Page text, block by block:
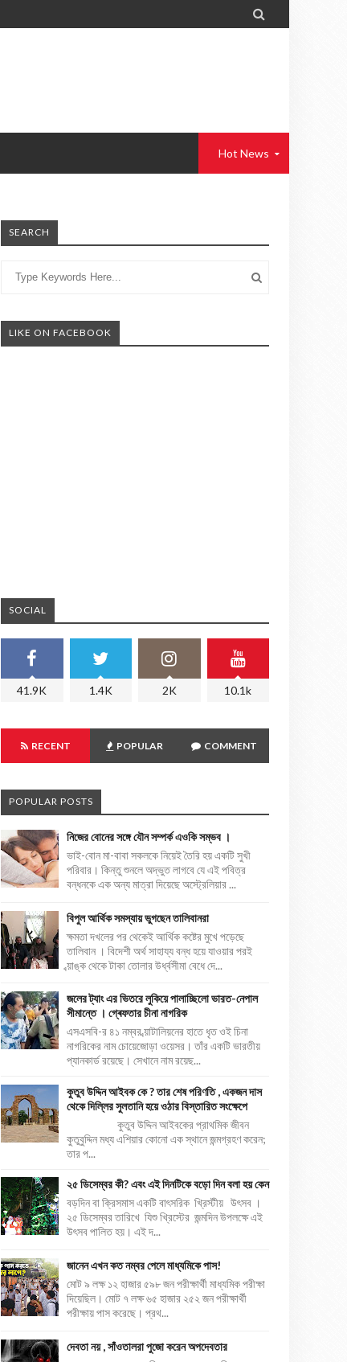

Hot News
SEARCH
LIKE ON FACEBOOK
SOCIAL
41.9K 1.4K 2K 10.1k
RECENT POPULAR COMMENT
POPULAR POSTS
নিজের বোনের সঙ্গে যৌন সম্পর্ক এওকি সম্ভব ।
ভাই-বোন মা-বাবা সকলকে নিয়েই তৈরি হয় একটি সুখী
পরিবার। কিন্তু শুনলে অদ্ভুত লাগবে যে এই পবিত্র
বন্ধনকে এক অন্য মাত্রা দিয়েছে অস্ট্রেলিয়ার ...
বিপুল আর্থিক সমস্যায় ভুগছেন তালিবানরা
ক্ষমতা দখলের পর থেকেই আর্থিক কষ্টের মুখে পড়েছে
তালিবান । বিদেশী অর্থ সাহায্য বন্ধ হয়ে যাওয়ার পরই
ব্য়াঙ্ক থেকে টাকা তোলার উর্ধ্বসীমা বেধে দে...
জলের ট্যাং এর ভিতরে লুকিয়ে পালাচ্ছিলো ভারত-নেপাল
সীমান্তে । গ্ৰেফতার চীনা নাগরিক
এসএসবি-র ৪১ নম্বর ব্য়াটালিয়নের হাতে ধৃত ওই চিনা
নাগরিকের নাম চোয়েজোড়া ওয়েসর। তাঁর একটি ভারতীয়
প্যানকার্ড রয়েছে। সেখানে নাম রয়েছ...
কুতুব উদ্দিন আইবক কে ? তার শেষ পরিণতি , একজন দাস
থেকে দিল্লির সুলতানি হয়ে ওঠার বিস্তারিত সংক্ষেপে
কুতুব উদ্দিন আইবকের প্রাথমিক জীবন
কুতুবুদ্দিন মধ্য এশিয়ার কোনো এক স্থানে জন্মগ্রহণ করেন;
তার প...
২৫ ডিসেম্বর কী? এবং এই দিনটিকে বড়ো দিন বলা হয় কেন
বড়দিন বা ক্রিসমাস একটি বাৎসরিক খ্রিস্টীয় উৎসব ।
২৫ ডিসেম্বর তারিখে যিশু খ্রিস্টের জন্মদিন উপলক্ষে এই
উৎসব পালিত হয়। এই দ...
জানেন এখন কত নম্বর পেলে মাধ্যমিকে পাস!
মোট ৯ লক্ষ ১২ হাজার ৫৯৮ জন পরীক্ষার্থী মাধ্যমিক পরীক্ষা
দিয়েছিল। মোট ৭ লক্ষ ৬৫ হাজার ২৫২ জন পরীক্ষার্থী
পরীক্ষায় পাস করেছে। প্রথ...
দেবতা নয় , সাঁওতালরা পুজো করেন অপদেবতার